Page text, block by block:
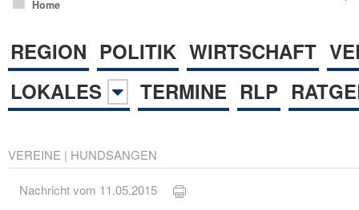
Home
REGION POLITIK WIRTSCHAFT
LOKALES
TERMINE RLP
VEREINE | HUNDSANGEN
Nachricht vom 11.05.2015